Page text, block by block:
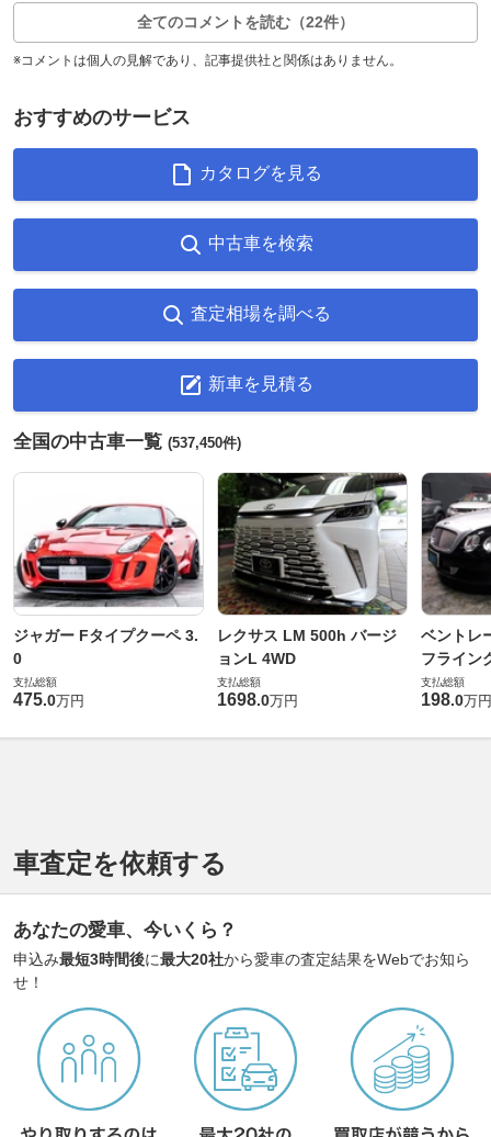
全てのコメントを読む（22件）
※コメントは個人の見解であり、記事提供社と関係はありません。
おすすめのサービス
カタログを見る
中古車を検索
査定相場を調べる
新車を見積る
全国の中古車一覧 (537,450件)
ジャガー Fタイプクーペ 3.
0
支払総額
475.0万円
レクサス LM 500h バージ
ョンL 4WD
支払総額
1698.0万円
ベントレ
フライン
支払総額
198.0万円
車査定を依頼する
あなたの愛車、今いくら？
申込み最短3時間後に最大20社から愛車の査定結果をWebでお知ら
せ！